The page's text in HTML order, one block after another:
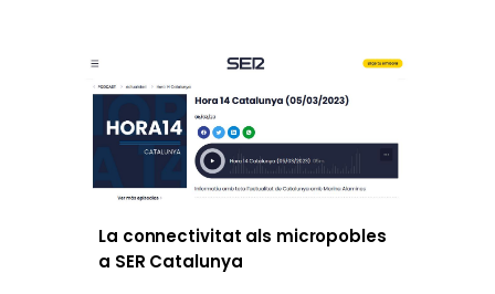
La connectivitat als micropobles
a SER Catalunya